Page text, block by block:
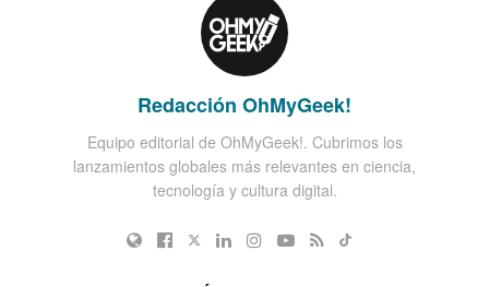
Redacción OhMyGeek!
Equipo editorial de OhMyGeek!. Cubrimos los
lanzamientos globales más relevantes en ciencia,
tecnología y cultura digital.